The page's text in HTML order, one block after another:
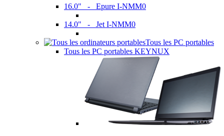
16.0" - Epure I-NMM0
14.0" - Jet I-NMM0
Tous les PC portables
Tous les PC portables KEYNUX